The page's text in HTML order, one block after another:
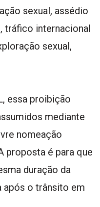
sexual, assédio
tráfico internacional
sexual,
essa proibição
mediante
nomeação
proposta é para que
duração da
após o trânsito em